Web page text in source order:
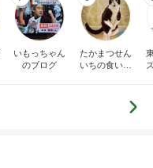
いもっちゃん
のブログ
たかまつせん
いちの食い散